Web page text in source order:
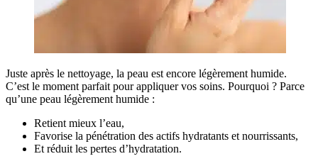
Juste après le nettoyage, la peau est encore légèrement humide.
C’est le moment parfait pour appliquer vos soins. Pourquoi ? Parce
qu’une peau légèrement humide :
Retient mieux l’eau,
Favorise la pénétration des actifs hydratants et nourrissants,
Et réduit les pertes d’hydratation.